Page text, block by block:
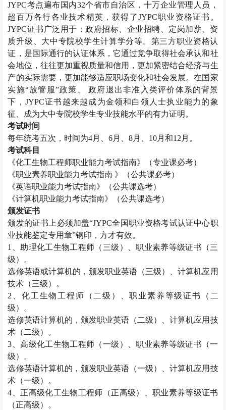
JYPC考点遍布国内32个省市自治区，十万企业管理人员，
超百万各行各业技术精英，获得了JYPC职业资格证书。
JYPC证书广泛用于：政府招标、企业招聘、定岗加薪、资
质升级、大中专院校学生计算学分等。第三方职业资格认
证，是国际通行的认证体系，它通过竞争取得社会承认和社
会地位，往往更加重视质量和信用，更加紧密结合经济与生
产的实际需要，更加能够适应职场变化和社会发展。在国家
实施“放管服”政策、 政府退出非准入类评价体系的背景
下， JYPC证书越来越成为金领和白领人士执业能力的象
征、成为大中专院校学生专业技能水平的有力证明。
考试时间
每年统考五次，时间为4月、6月、8月、 10月和12 月。
考试科目
《化工生物工程师职业能力考试指南》（专业课必考）
《职业素养职业能力考试指南 》（公共课必考）
《英语职业能力考试指南》（公共课选考）
《计算机职业能力考试指南》（公共课选考）
颁发证书
颁发的证书上必须加盖“JYPC全国职业资格考试认证中心职
业技能鉴定专用章”钢印，方才有效。
1
、助理化工生物工程师（三级）、职业素养等级证书（三
级）。
选修英语或计算机的，颁发职业英语（三级）、计算机应用
技术（三级）。
2 、化工生物工程师（二级）、职业素养等级证书（二
级）。
选修英语计算机的，颁发职业英语（二级）、计算机应用技
术（二级）。
3 、高级化工生物工程师（一级）、职业素养等级证书（一
级）。
选修英语计算机的，颁发职业英语（一级）、计算机应用技
术（一级）。
4 、正高级化工生物工程师（正高级）、职业素养等级证书
（正高级）。